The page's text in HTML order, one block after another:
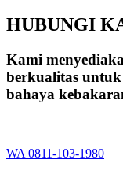
HUBUNGI
Kami
berkualitas
bahaya
WA 0811-103-1980